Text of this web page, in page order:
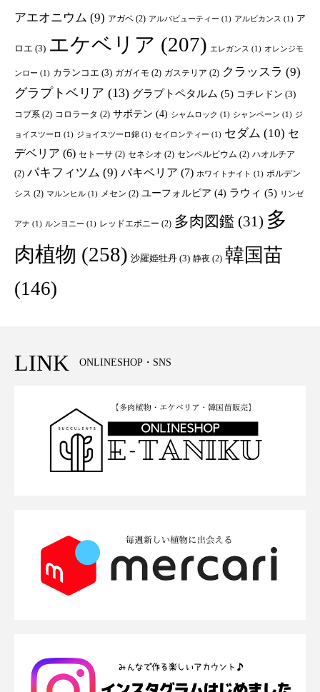
アエオニウム (9) アガベ (2) アルバビューティー (1) アルビカンス (1) ア
ロエ (3) エケベリア (207) エレガンス (1) オレンジモ
ンロー (1) カランコエ (3) ガガイモ (2) ガステリア (2) クラッスラ (9)
グラプトベリア (13) グラプトペタルム (5) コチレドン (3)
コブ系 (2) コロラータ (2) サボテン (4) シャムロック (1) シャンペーン (1) ジ
ョイスツーロ (1) ジョイスツーロ錦 (1) セイロンティー (1) セダム (10) セ
デベリア (6) セトーサ (2) セネシオ (2) センペルビウム (2) ハオルチア
(2) パキフィツム (9) パキベリア (7) ホワイトナイト (1) ポルデン
シス (2) マルンヒル (1) メセン (2) ユーフォルビア (4) ラウィ (5) リンゼ
アナ (1) ルンヨニー (1) レッドエボニー (2) 多肉図鑑 (31) 多
肉植物 (258) 沙羅姫牡丹 (3) 静夜 (2) 韓国苗
(146)
LINK ONLINESHOP・SNS